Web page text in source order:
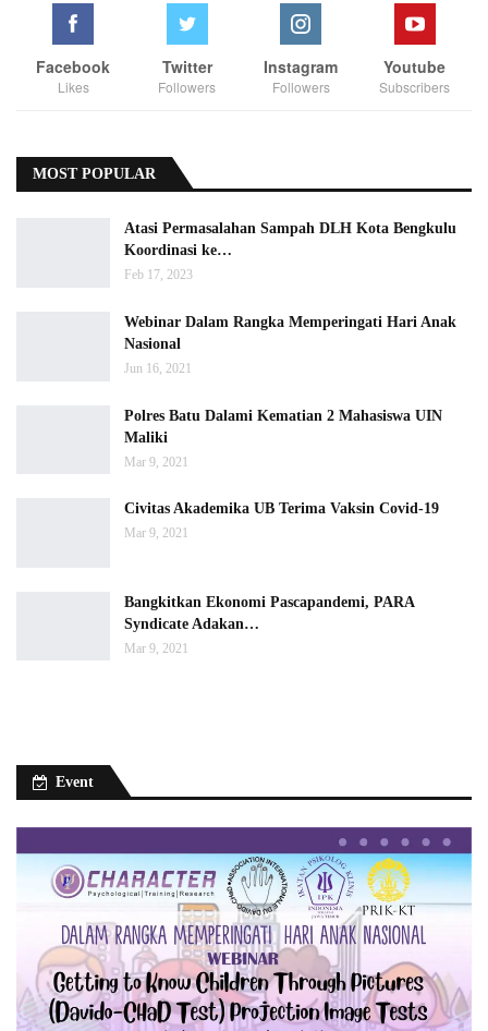
Facebook
Likes
Twitter
Followers
Instagram
Followers
Youtube
Subscribers
MOST POPULAR
Atasi Permasalahan Sampah DLH Kota Bengkulu
Koordinasi ke…
Feb 17, 2023
Webinar Dalam Rangka Memperingati Hari Anak
Nasional
Jun 16, 2021
Polres Batu Dalami Kematian 2 Mahasiswa UIN
Maliki
Mar 9, 2021
Civitas Akademika UB Terima Vaksin Covid-19
Mar 9, 2021
Bangkitkan Ekonomi Pascapandemi, PARA
Syndicate Adakan…
Mar 9, 2021
Event